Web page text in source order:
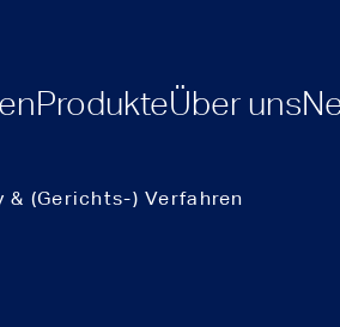
ProdukteÜber uns
& (Gerichts-) Verfahren